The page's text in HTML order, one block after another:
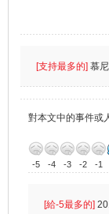
[支持最多的] 慕
對本文中的事件或
-5 -4 -3 -2 -1
[給-5最多的]